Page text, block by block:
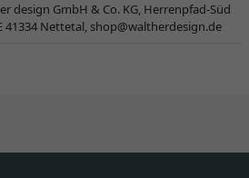
design GmbH & Co. KG, Herrenpfad-Süd
41334 Nettetal,shop@waltherdesign.de